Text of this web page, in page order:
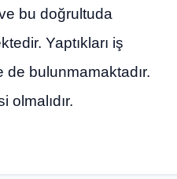
bu doğrultuda
Yaptıkları iş
de bulunmamaktadır.